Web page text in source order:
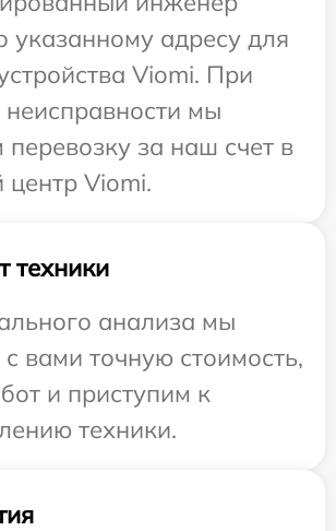
указанному адресу для
Viomi. При
неисправности мы
перевозку за наш счет в
центр Viomi.
техники
анализа мы
вами точную стоимость,
и приступим к
техники.